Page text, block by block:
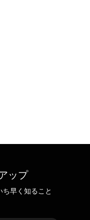
ップ
早く知ること